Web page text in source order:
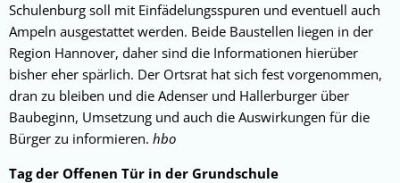
Schulenburg soll mit Einfädelungsspuren und eventuell auch
Ampeln ausgestattet werden. Beide Baustellen liegen in der
Region Hannover, daher sind die Informationen hierüber
bisher eher spärlich. Der Ortsrat hat sich fest vorgenommen,
dran zu bleiben und die Adenser und Hallerburger über
Baubeginn, Umsetzung und auch die Auswirkungen für die
Bürger zu informieren. hbo
Tag der Offenen Tür in der Grundschule